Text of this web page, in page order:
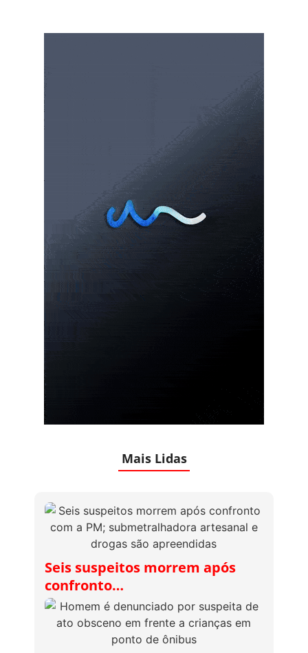
Mais Lidas
Seis suspeitos morrem após
confronto…